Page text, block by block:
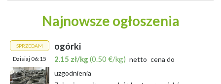
Najnowsze ogłoszenia
SPRZEDAM
Dzisiaj 06:15
ogórki
2.15 zł/kg(0.50 €/kg) netto cena do
uzgodnienia